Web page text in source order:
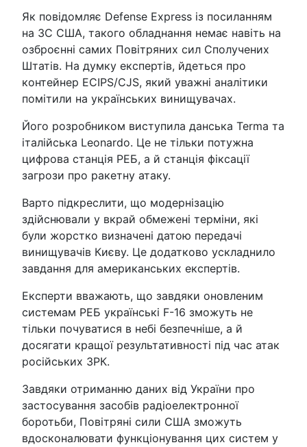
Як повідомляє Defense Express із посиланням
на ЗС США, такого обладнання немає навіть на
озброєнні самих Повітряних сил Сполучених
Штатів. На думку експертів, йдеться про
контейнер ECIPS/CJS, який уважні аналітики
помітили на українських винищувачах.
Його розробником виступила данська Terma та
італійська Leonardo. Це не тільки потужна
цифрова станція РЕБ, а й станція фіксації
загрози про ракетну атаку.
Варто підкреслити, що модернізацію
здійснювали у вкрай обмежені терміни, які
були жорстко визначені датою передачі
винищувачів Києву. Це додатково ускладнило
завдання для американських експертів.
Експерти вважають, що завдяки оновленим
системам РЕБ українські F-16 зможуть не
тільки почуватися в небі безпечніше, а й
досягати кращої результативності під час атак
російських ЗРК.
Завдяки отриманню даних від України про
застосування засобів радіоелектронної
боротьби, Повітряні сили США зможуть
вдосконалювати функціонування цих систем у